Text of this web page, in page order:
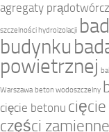
agregaty
szczelności hydroizolacji
budynku
powietrznej
Warszawa beton wodoszczelny
cięcie betonu
części